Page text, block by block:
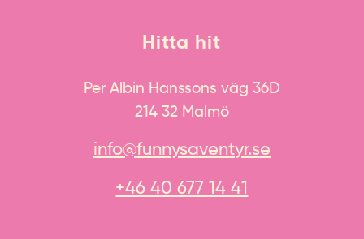
Hitta hit
Per Albin Hanssons väg 36D
214 32 Malmö
info@funnysaventyr.se
+46 40 677 14 41